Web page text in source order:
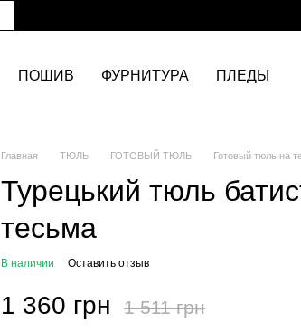
ПОШИВ ФУРНИТУРА ПЛЕДЫ
Главная ТЮЛЬ ГОТОВЫЙ ТЮЛЬ Готовый тюль на
Турецький тюль
тесьма
В наличии Оставить отзыв
1 360 грн 1 511 грн